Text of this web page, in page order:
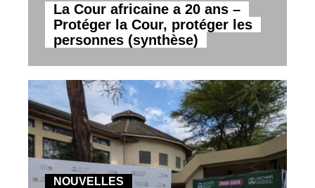
La Cour africaine a 20 ans –
Protéger la Cour, protéger les
personnes (synthèse)
NOUVELLES